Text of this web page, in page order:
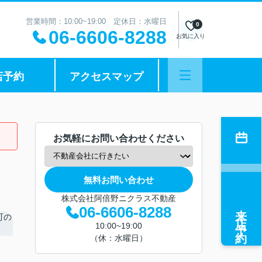
営業時間：10:00~19:00 定休日：水曜日
06-6606-8288 お気に入り
0
予約 アクセスマップ
お気軽にお問い合わせください
無料お問い合わせ
株式会社阿倍野ニクラス不動産
06-6606-8288
10:00~19:00
（休：水曜日）
来店予約